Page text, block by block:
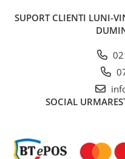
Casa, gradina
Istoria comunismului
SUPORT CLIENTI LUNI-
SOCIAL